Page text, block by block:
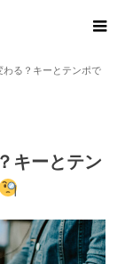
る？キーとテンポで
キーとテン